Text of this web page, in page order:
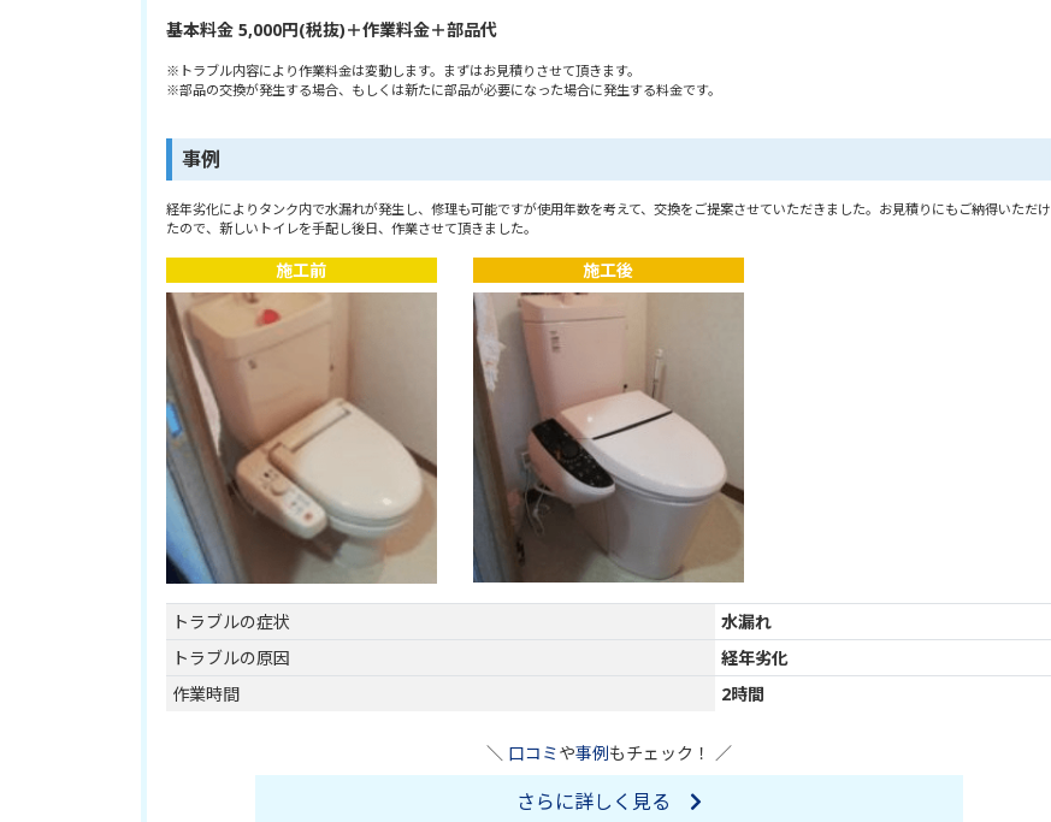
基本料金 5,000円(税抜)＋作業料金＋部品代
※トラブル内容により作業料金は変動します。まずはお見積りさせて頂きます。
※部品の交換が発生する場合、もしくは新たに部品が必要になった場合に発生する料金です。
事例
経年劣化によりタンク内で水漏れが発生し、修理も可能ですが使用年数を考えて、交換をご提案させていただきました。お見積りにもご納得いただけ
たので、新しいトイレを手配し後日、作業させて頂きました。
施工前 施工後
トラブルの症状
水漏れ
トラブルの原因
経年劣化
作業時間
2時間
＼ 口コミや事例もチェック！ ／
さらに詳しく見る